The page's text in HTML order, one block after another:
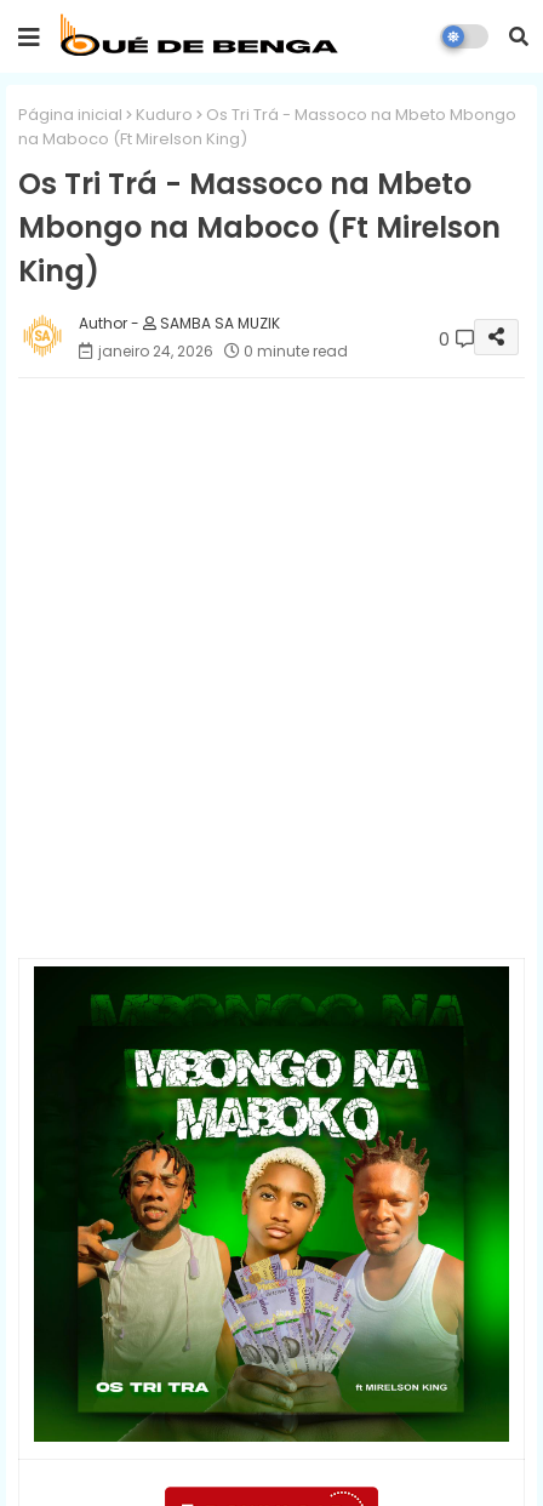
Página inicial Kuduro
Os Tri Trá - Massoco na Mbeto Mbongo
na Maboco (Ft Mirelson King)
Os Tri Trá - Massoco na Mbeto
Mbongo na Maboco (Ft Mirelson
King)
SAMBA SA MUZIK
janeiro 24, 2026
0 minute read 0